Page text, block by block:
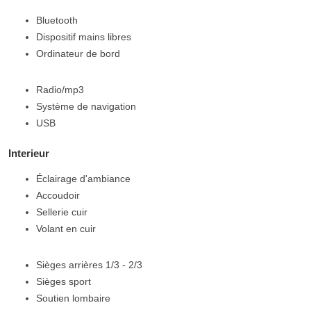
Bluetooth
Dispositif mains libres
Ordinateur de bord
Radio/mp3
Système de navigation
USB
Interieur
Éclairage d'ambiance
Accoudoir
Sellerie cuir
Volant en cuir
Sièges arrières 1/3 - 2/3
Sièges sport
Soutien lombaire